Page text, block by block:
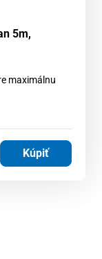
5m,
maximálnu
Kúpiť